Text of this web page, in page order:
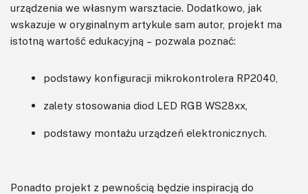
urządzenia we własnym warsztacie. Dodatkowo, jak
wskazuje w oryginalnym artykule sam autor, projekt ma
istotną wartość edukacyjną – pozwala poznać:
podstawy konfiguracji mikrokontrolera RP2040,
zalety stosowania diod LED RGB WS28xx,
podstawy montażu urządzeń elektronicznych.
Ponadto projekt z pewnością będzie inspiracją do